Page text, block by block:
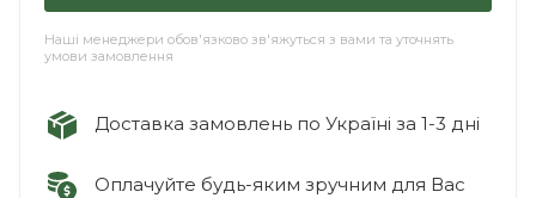
Наші менеджери обов'язково зв'яжуться з вами та уточнять
умови замовлення
Доставка замовлень по Україні за 1-3 дні
Оплачуйте будь-яким зручним для Вас